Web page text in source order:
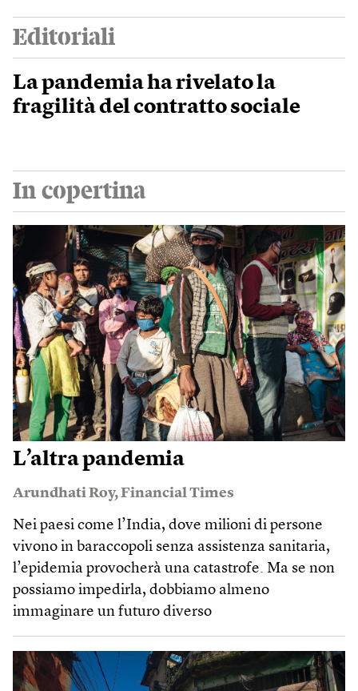
Editoriali
La pandemia ha rivelato la
fragilità del contratto sociale
In copertina
L’altra pandemia
Arundhati Roy,Financial Times
Nei paesi come l’India, dove milioni di persone
vivono in baraccopoli senza assistenza sanitaria,
l’epidemia provocherà una catastrofe. Ma se non
possiamo impedirla, dobbiamo almeno
immaginare un futuro diverso